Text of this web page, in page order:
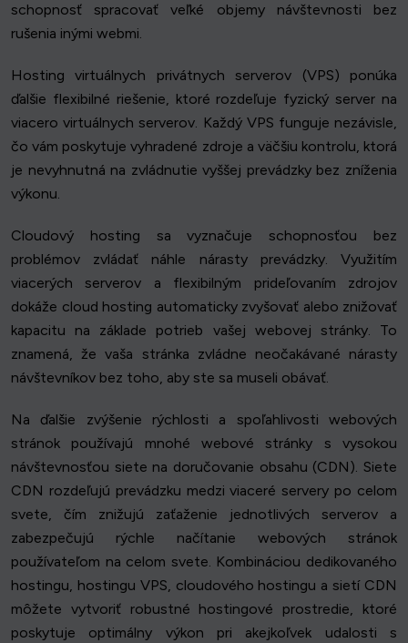
schopnosť spracovať veľké objemy návštevnosti bez
rušenia inými webmi.
Hosting virtuálnych privátnych serverov (VPS) ponúka
ďalšie flexibilné riešenie, ktoré rozdeľuje fyzický server na
viacero virtuálnych serverov. Každý VPS funguje nezávisle,
čo vám poskytuje vyhradené zdroje a väčšiu kontrolu, ktorá
je nevyhnutná na zvládnutie vyššej prevádzky bez zníženia
výkonu.
Cloudový hosting sa vyznačuje schopnosťou bez
problémov zvládať náhle nárasty prevádzky. Využitím
viacerých serverov a flexibilným prideľovaním zdrojov
dokáže cloud hosting automaticky zvyšovať alebo znižovať
kapacitu na základe potrieb vašej webovej stránky. To
znamená, že vaša stránka zvládne neočakávané nárasty
návštevníkov bez toho, aby ste sa museli obávať.
Na ďalšie zvýšenie rýchlosti a spoľahlivosti webových
stránok používajú mnohé webové stránky s vysokou
návštevnosťou siete na doručovanie obsahu (CDN). Siete
CDN rozdeľujú prevádzku medzi viaceré servery po celom
svete, čím znižujú zaťaženie jednotlivých serverov a
zabezpečujú rýchle načítanie webových stránok
používateľom na celom svete. Kombináciou dedikovaného
hostingu, hostingu VPS, cloudového hostingu a sietí CDN
môžete vytvoriť robustné hostingové prostredie, ktoré
poskytuje optimálny výkon pri akejkoľvek udalosti s